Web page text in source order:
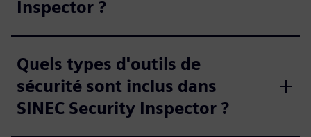
Inspector ?
Quels types d'outils de
sécurité sont inclus dans
SINEC Security Inspector ?